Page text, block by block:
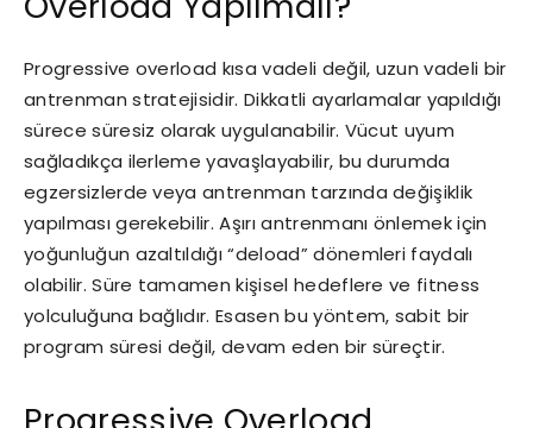
Progressive overload kısa vadeli değil, uzun vadeli bir
antrenman stratejisidir. Dikkatli ayarlamalar yapıldığı
sürece süresiz olarak uygulanabilir. Vücut uyum
sağladıkça ilerleme yavaşlayabilir, bu durumda
egzersizlerde veya antrenman tarzında değişiklik
yapılması gerekebilir. Aşırı antrenmanı önlemek için
yoğunluğun azaltıldığı “deload” dönemleri faydalı
olabilir. Süre tamamen kişisel hedeflere ve fitness
yolculuğuna bağlıdır. Esasen bu yöntem, sabit bir
program süresi değil, devam eden bir süreçtir.